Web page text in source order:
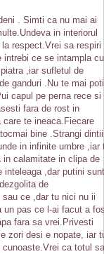
. Simti ca nu mai ai
in interiorul
respect.Vrei sa respiri
intrebi ce se intampla cu
,iar sufletul de
ganduri .Nu te mai poti
capul pe perna rece si
fara de rost in
te ineaca.Fiecare
bine .Strangi dintii
in infinite umbre ,iar
calamitate in clipa de
inteleaga ,dar putini sunt
de
ce ,dar tu nici nu ii
un pas ce l-ai facut a
fara sa vrei.Privesti
zori desi e nopate, iar
ca totul sa